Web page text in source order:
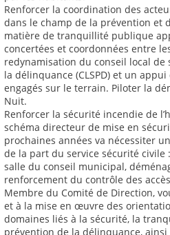
Renforcer la coordination des
dans le champ de la prévention et
matière de tranquillité publique
concertées et coordonnées entre
redynamisation du conseil local
la délinquance (CLSPD) et un
engagés sur le terrain. Piloter la
Nuit.
Renforcer la sécurité incendie de
schéma directeur de mise en
prochaines années va nécessiter
de la part du service sécurité civile
salle du conseil municipal,
renforcement du contrôle des
Membre du Comité de Direction,
et à la mise en œuvre des
domaines liés à la sécurité, la
prévention de la délinquance,